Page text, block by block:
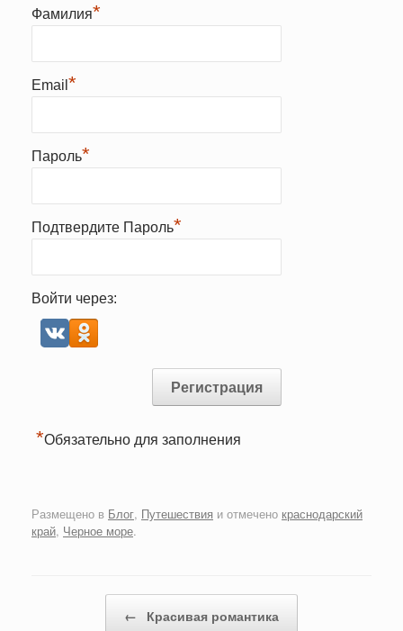
Фамилия*
Email *
Пароль*
Подтвердите Пароль*
Войти через:
*Обязательно для заполнения
Размещено в Блог, Путешествия и отмечено краснодарский
край, Черное море.
← Красивая романтика